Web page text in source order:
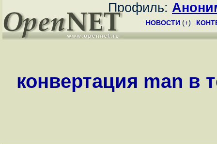
Профиль:
НОВОСТИ (+)
конвертация man в